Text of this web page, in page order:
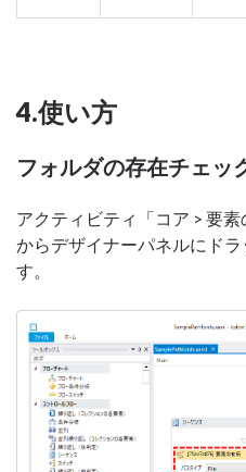
4.使い方
フォルダの存在チェッ
アクティビティ「コア > 要
からデザイナーパネルにド
す。